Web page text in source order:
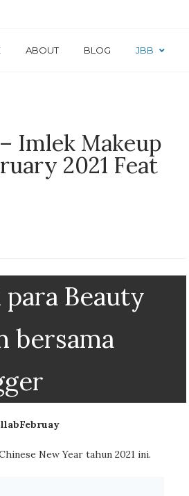
ABOUT BLOG JBB
Imlek Makeup
2021 Feat
Beauty
bersama
New Year tahun 2021 ini.